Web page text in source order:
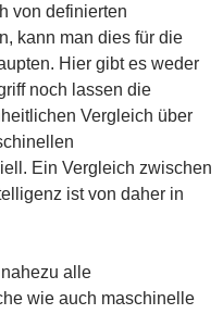
von definierten
kann man dies für die
Hier gibt es weder
noch lassen die
Vergleich über
Ein Vergleich zwischen
ist von daher in
alle
wie auch maschinelle